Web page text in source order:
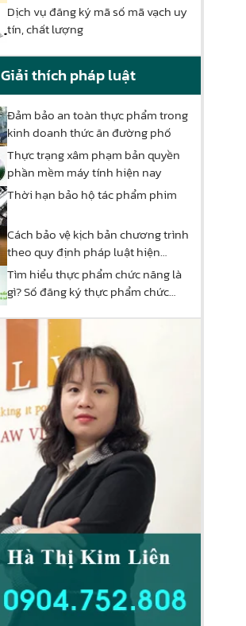
Dịch vụ đăng ký mã số mã vạch uy
tín, chất lượng
Giải thích pháp luật
Đảm bảo an toàn thực phẩm trong
kinh doanh thức ăn đường phố
Thực trạng xâm phạm bản quyền
phần mềm máy tính hiện nay
Thời hạn bảo hộ tác phẩm phim
Cách bảo vệ kịch bản chương trình
theo quy định pháp luật hiện
hành
Tìm hiểu thực phẩm chức năng là
gì? Số đăng ký thực phẩm chức